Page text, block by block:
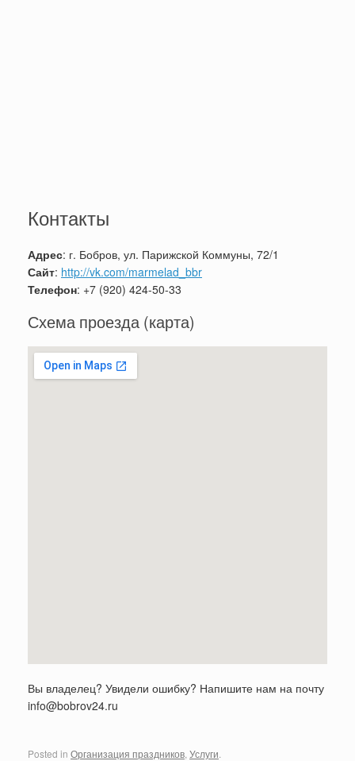
Контакты
Адрес: г. Бобров, ул. Парижской Коммуны, 72/1
Сайт: http://vk.com/marmelad_bbr
Телефон: +7 (920) 424-50-33
Схема проезда (карта)
Вы владелец? Увидели ошибку? Напишите нам на почту
info@bobrov24.ru
Posted in Организация праздников Услуги